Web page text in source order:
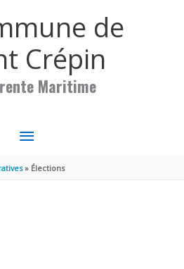
de
Crépin
Maritime
MENU
PRINCIPAL
Élections